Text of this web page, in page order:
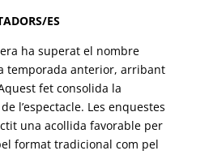
ES
ha superat el nombre
temporada anterior, arribant
fet consolida la
l’espectacle. Les enquestes
una acollida favorable per
format tradicional com pel